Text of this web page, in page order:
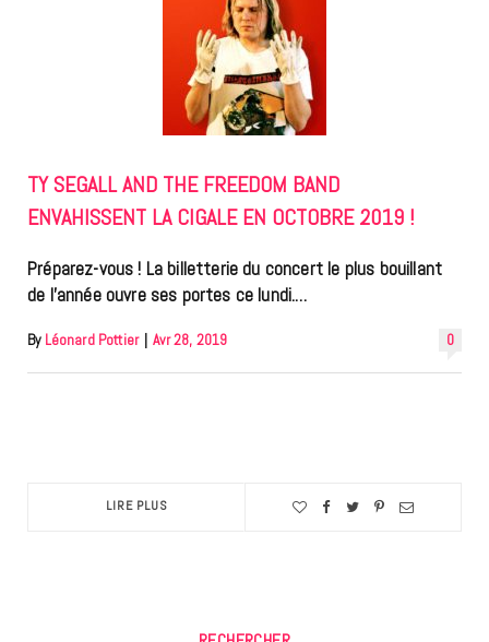
TY SEGALL AND THE FREEDOM BAND
ENVAHISSENT LA CIGALE EN OCTOBRE 2019 !
Préparez-vous ! La billetterie du concert le plus bouillant
de l’année ouvre ses portes ce lundi.…
0
By Léonard Pottier Avr 28, 2019
LIRE PLUS